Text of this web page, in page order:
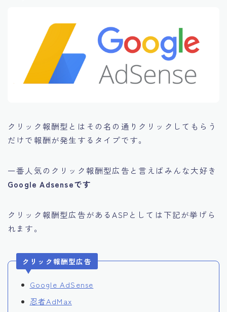
クリック報酬型とはその名の通り クリックしてもらう
だけで報酬が発生するタイプです。
一番人気のクリック報酬型広告と言えばみんな大好き
Google Adsenseです
クリック報酬型広告があるASPとしては下記が挙げら
れます。
クリック報酬型広告
Google AdSense
忍者AdMax